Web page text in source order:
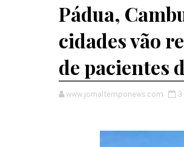
Pádua,
cidades vão
de pacientes
www.jornaltemponews.com 3